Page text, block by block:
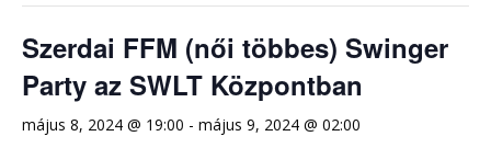
Szerdai FFM (női többes) Swinger
Party az SWLT Központban
május 8, 2024 @ 19:00 - május 9, 2024 @ 02:00